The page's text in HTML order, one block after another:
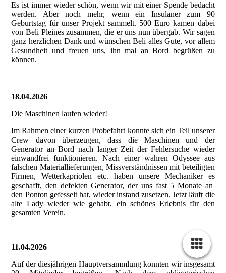
Es ist immer wieder schön, wenn wir mit einer Spende bedacht
werden. Aber noch mehr, wenn ein Insulaner zum 90
Geburtstag für unser Projekt sammelt. 500 Euro kamen dabei
von Beli Pleines zusammen, die er uns nun übergab. Wir sagen
ganz herzlichen Dank und wünschen Beli alles Gute, vor allem
Gesundheit und freuen uns, ihn mal an Bord begrüßen zu
können.
18.04.2026
Die Maschinen laufen wieder!
Im Rahmen einer kurzen Probefahrt konnte sich ein Teil unserer
Crew davon überzeugen, dass die Maschinen und der
Generator an Bord nach langer Zeit der Fehlersuche wieder
einwandfrei funktionieren. Nach einer wahren Odyssee aus
falschen Materiallieferungen, Missverständnissen mit beteiligten
Firmen, Wetterkapriolen etc. haben unsere Mechaniker es
geschafft, den defekten Generator, der uns fast 5 Monate an
den Ponton gefesselt hat, wieder instand zusetzen. Jetzt läuft die
alte Lady wieder wie gehabt, ein schönes Erlebnis für den
gesamten Verein.
11.04.2026
Auf der diesjährigen Hauptversammlung konnten wir insgesamt